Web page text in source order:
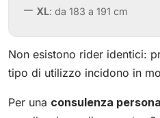
XL: da 183 a 191 cm
Non esistono rider identici:
tipo di utilizzo incidono in
Per una consulenza